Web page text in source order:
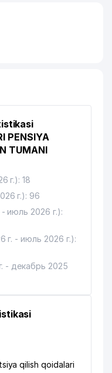
PENSIYA
TUMANI
г.): 18
г.): 96
июль 2026 г.):
г. - июль 2026 г.):
- декабрь 2025
qilish qoidalari